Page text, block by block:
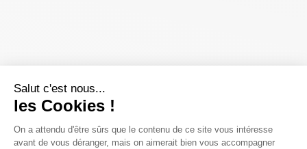
Salut c'est nous...
les Cookies !
On a attendu d'être sûrs que le contenu de ce site vous intéresse
avant de vous déranger, mais on aimerait bien vous accompagner